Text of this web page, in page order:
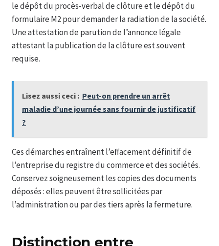
le dépôt du procès-verbal de clôture et le dépôt du
formulaire M2 pour demander la radiation de la société.
Une attestation de parution de l’annonce légale
attestant la publication de la clôture est souvent
requise.
Lisez aussi ceci : Peut-on prendre un arrêt
maladie d’une journée sans fournir de justificatif
?
Ces démarches entraînent l’effacement définitif de
l’entreprise du registre du commerce et des sociétés.
Conservez soigneusement les copies des documents
déposés : elles peuvent être sollicitées par
l’administration ou par des tiers après la fermeture.
Distinction entre